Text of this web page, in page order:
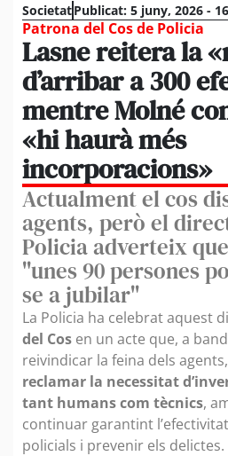
SocietatPublicat: 5 juny, 2026 -
Patrona del Cos de Policia
Lasne reitera la
d’arribar a 300
mentre Molné
«hi haurà més
incorporacions»
Actualment el cos
agents, però el
Policia adverteix
"unes 90 persones
se a jubilar"
La Policia ha celebrat aquest
del Cos en un acte que, a
reivindicar la feina dels
reclamar la necessitat
tant humans com tècnics,
continuar garantint
policials i prevenir els delictes.